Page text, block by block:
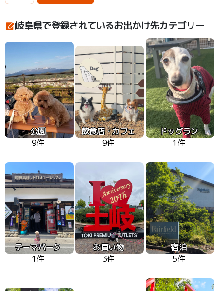
岐阜県で登録されているお出かけ先カテゴリー
公園
9件
飲食店・カフェ
9件
ドッグラン
1件
テーマパーク
1件
お買い物
3件
宿泊
5件